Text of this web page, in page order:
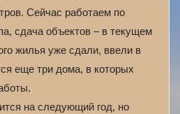
Сейчас работаем по
сдача объектов – в текущем
жилья уже сдали, ввели в
еще три дома, в которых
на следующий год, но